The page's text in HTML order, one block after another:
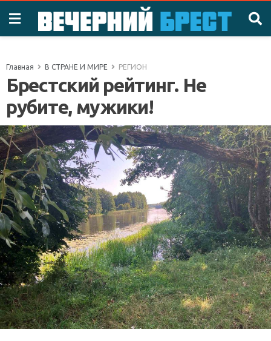
Главная В СТРАНЕ И МИРЕ РЕГИОН
Брестский рейтинг. Не
рубите, мужики!